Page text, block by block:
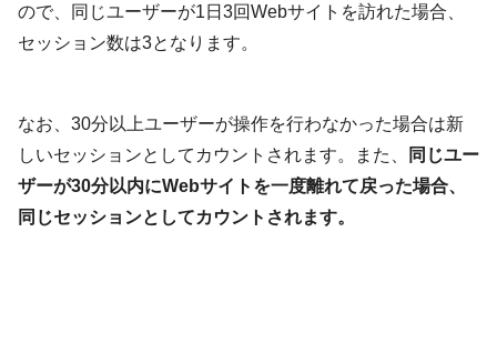
ので、同じユーザーが1日3回Webサイトを訪れた場合、
セッション数は3となります。
なお、30分以上ユーザーが操作を行わなかった場合は新
しいセッションとしてカウントされます。また、
同じユー
ザーが30分以内にWebサイトを一度離れて戻った場合、
同じセッションとしてカウントされます。